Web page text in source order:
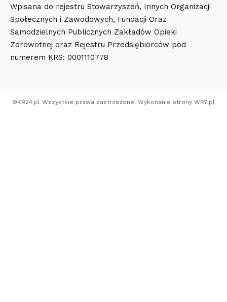
Wpisana do rejestru Stowarzyszeń, Innych Organizacji
Społecznych i Zawodowych, Fundacji Oraz
Samodzielnych Publicznych Zakładów Opieki
Zdrowotnej oraz Rejestru Przedsiębiorców pod
numerem KRS: 0001110778
©KR24.pl Wszystkie prawa zastrzeżone. Wykonanie strony WR7.pl